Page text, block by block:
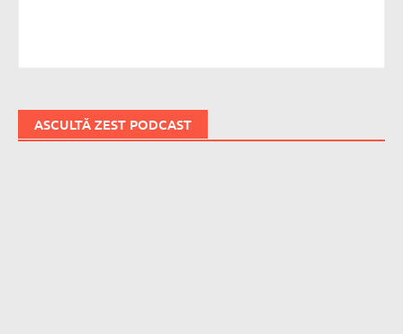
ASCULTĂ ZEST PODCAST